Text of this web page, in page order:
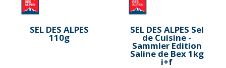
SEL DES ALPES
110g
SEL DES ALPES Sel
de Cuisine -
Sammler Edition
Saline de Bex 1kg
i+f